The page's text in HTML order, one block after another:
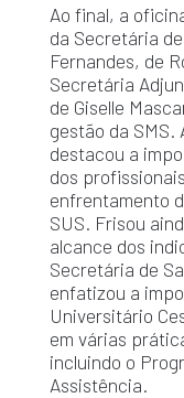
Ao final, a
da Secretária
Fernandes, de
Secretária
de Giselle
gestão da SMS.
destacou a
dos
enfrentamento
SUS. Frisou
alcance dos
Secretária de
enfatizou a
Universitário
em várias
incluindo o
Assistência.